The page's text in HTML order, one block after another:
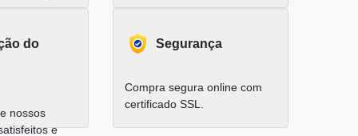
do
nossos
e
Segurança
Compra segura online com
certificado SSL.